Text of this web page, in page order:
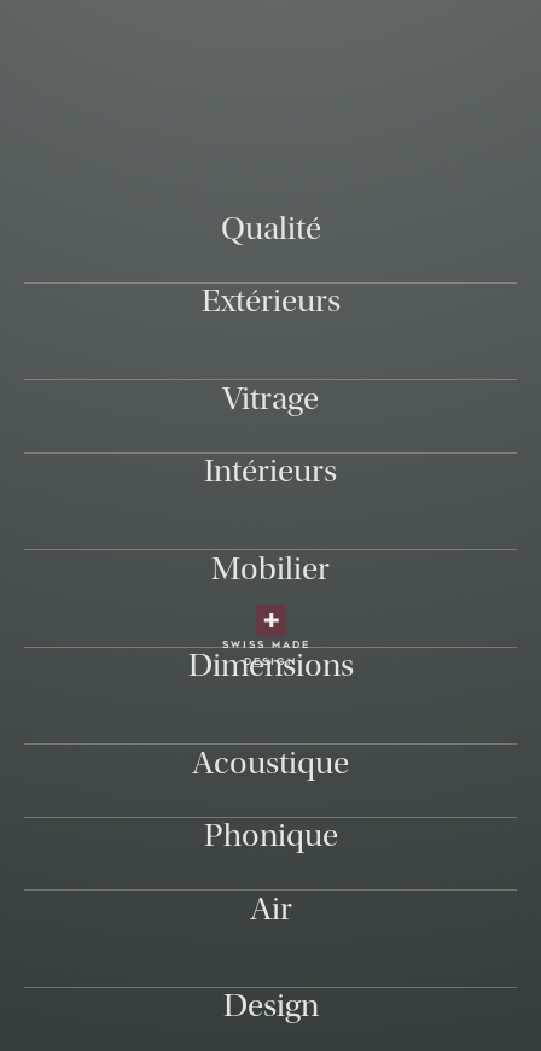
Qualité
Extérieurs
Vitrage
Intérieurs
Mobilier
Dimensions
Acoustique
Phonique
Air
Design
swiss made
design